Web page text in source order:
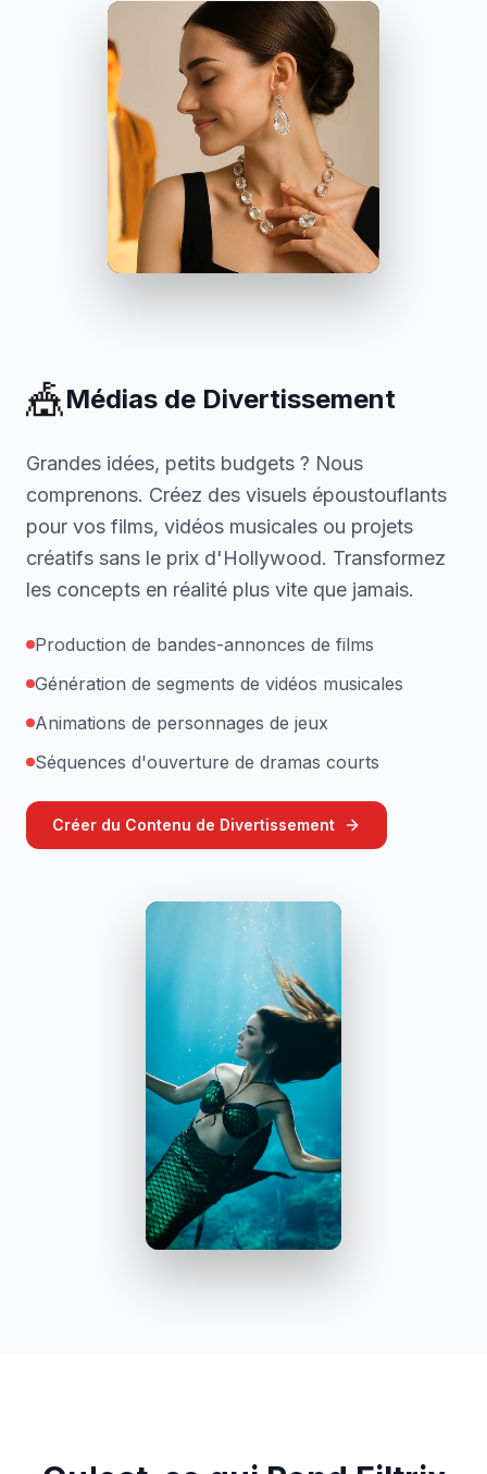
🎪Médias de Divertissement
Grandes idées, petits budgets ? Nous
comprenons. Créez des visuels époustouflants
pour vos films, vidéos musicales ou projets
créatifs sans le prix d'Hollywood. Transformez
les concepts en réalité plus vite que jamais.
Production de bandes-annonces de films
Génération de segments de vidéos musicales
Animations de personnages de jeux
Séquences d'ouverture de dramas courts
Créer du Contenu de Divertissement